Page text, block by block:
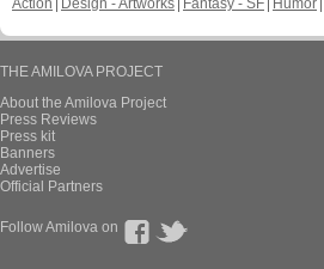
Action
Design - Artworks Fantasy - SF Humor
THE AMILOVA PROJECT
About the Amilova Project
Press Reviews
Press kit
Banners
Advertise
Official Partners
Follow Amilova on